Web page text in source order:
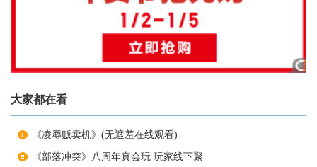
大家都在看
《凌辱贩卖机》(无遮羞在线观看)
《部落冲突》八周年真会玩 玩家线下聚